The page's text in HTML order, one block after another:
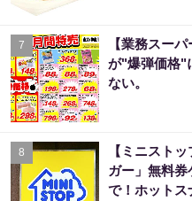
7
【業務スー
が"爆弾価格"
ない。
8
【ミニスト
ガー」無料券
で！ホットス